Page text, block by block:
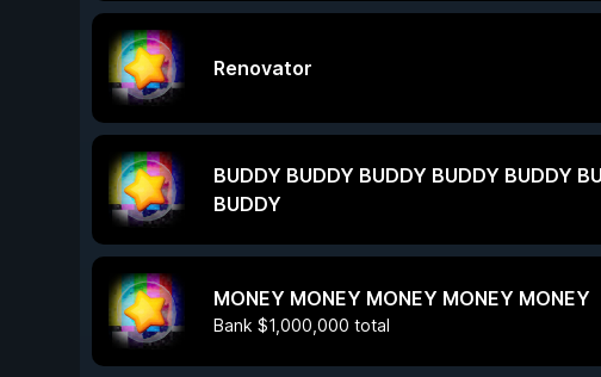
Renovator
BUDDY BUDDY BUDDY BUDDY BUDDY
BUDDY
MONEY MONEY MONEY MONEY MONEY
Bank $1,000,000 total